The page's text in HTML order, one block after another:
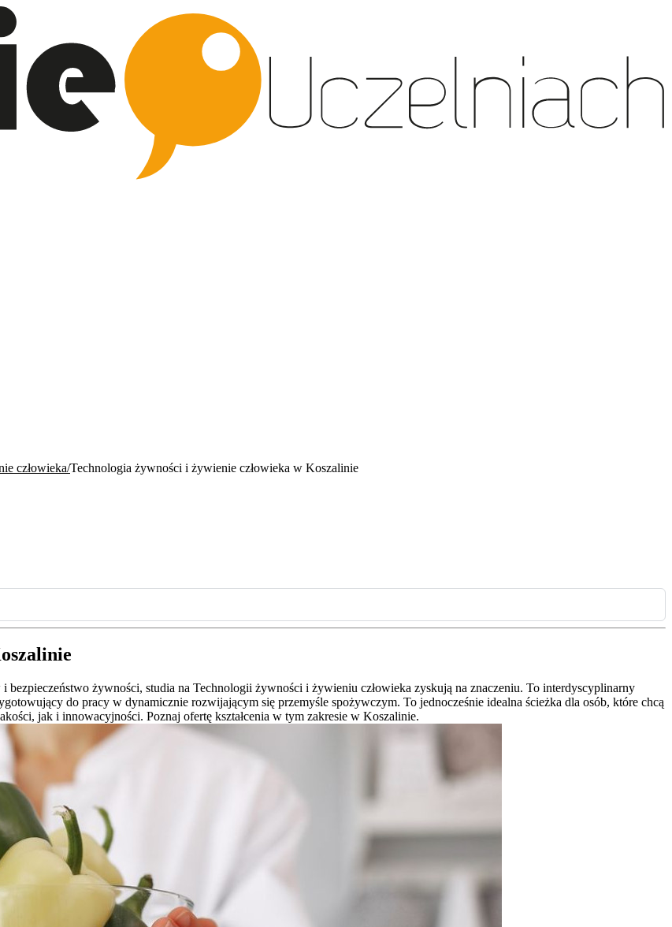
człowieka Technologia żywności i żywienie człowieka w Koszalinie
bezpieczeństwo żywności, studia na Technologii żywności i żywieniu człowieka zyskują na znaczeniu. To interdyscyplinarny
do pracy w dynamicznie rozwijającym się przemyśle spożywczym. To jednocześnie idealna ścieżka dla osób, które chcą
jak i innowacyjności. Poznaj ofertę kształcenia w tym zakresie w Koszalinie.